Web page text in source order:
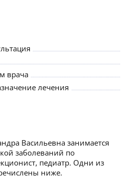
врача
лечения
Васильевна занимается
заболеваний по
педиатр. Одни из
ниже.